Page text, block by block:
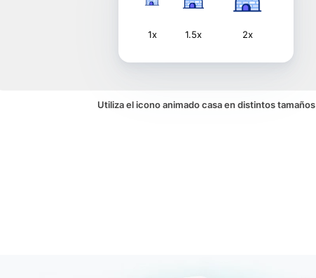
1x 1.5x 2x
Utiliza el icono animado casa en distintos tamaños